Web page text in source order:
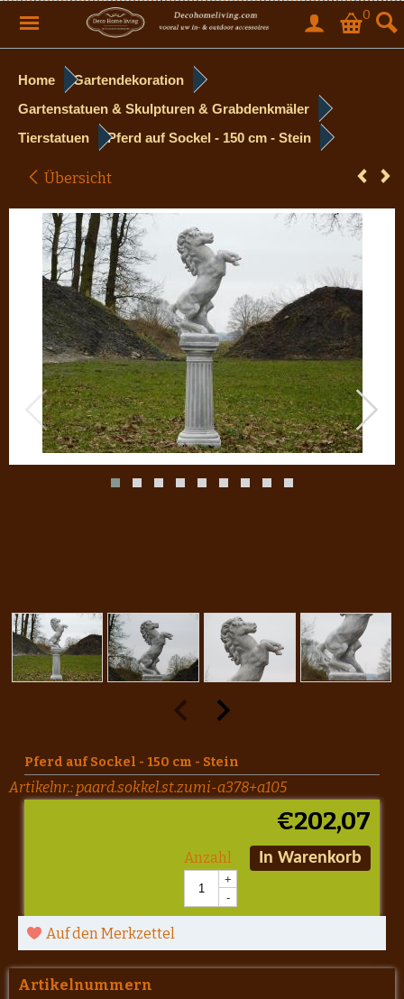
0
Home
Gartendekoration
Gartenstatuen & Skulpturen & Grabdenkmäler
Tierstatuen
Pferd auf Sockel - 150 cm - Stein
Übersicht
Pferd auf Sockel - 150 cm - Stein
Artikelnr.: paard.sokkel.st.zumi-a378+a105
€202,07
Anzahl
+
-
In Warenkorb
Auf den Merkzettel
Artikelnummern